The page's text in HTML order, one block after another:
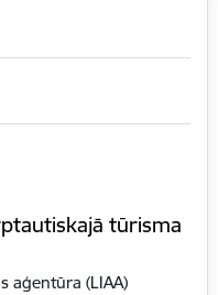
tūrisma
aģentūra (LIAA)